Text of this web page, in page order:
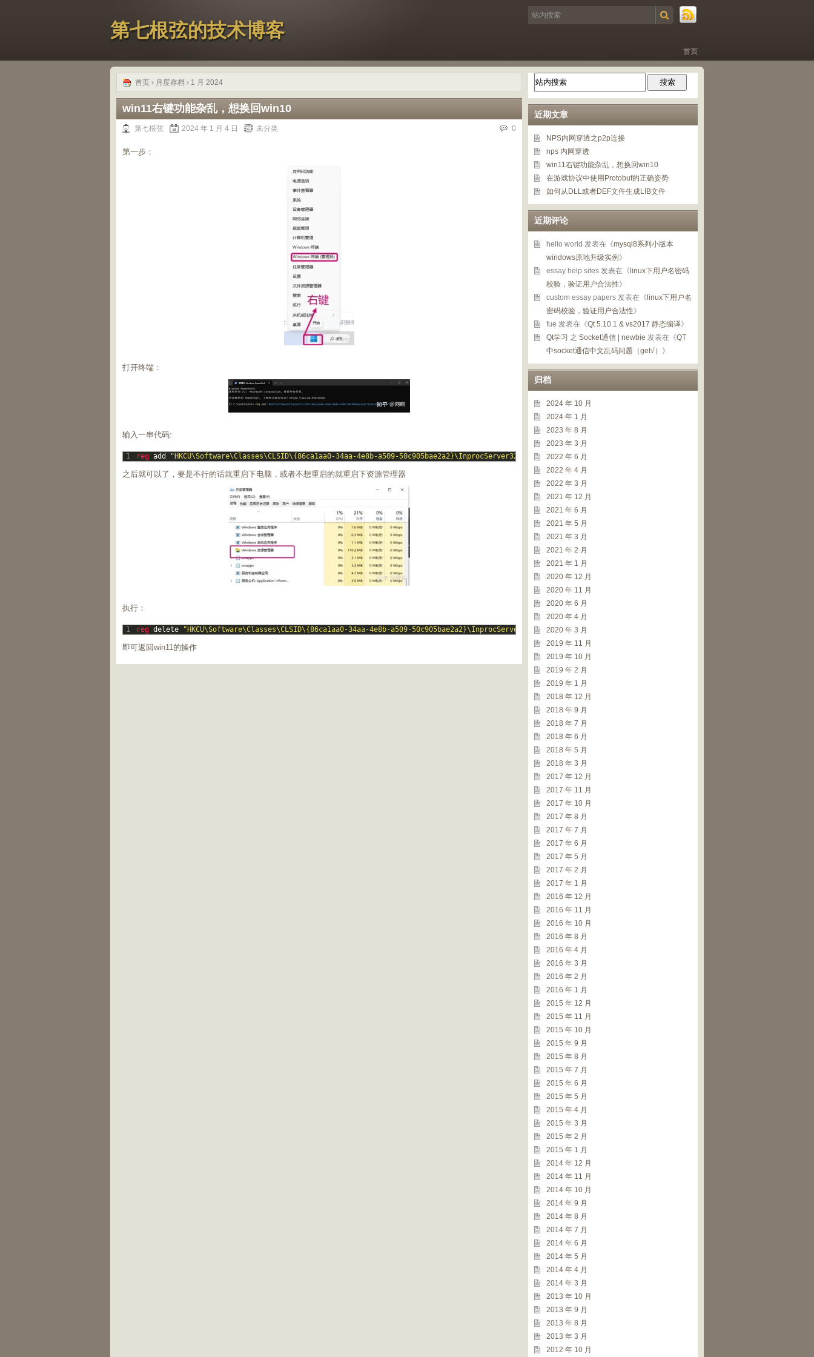
第七根弦的技术博客
首页
首页 › 月度存档 › 1 月 2024
win11右键功能杂乱，想换回win10
第七根弦 2024 年 1 月 4 日 未分类 0
第一步：
打开终端：
输入一串代码:
1 reg add "HKCU\Software\Classes\CLSID\{86ca1aa0-34aa-4e8b-a509-50c905bae2a2}\InprocServer32" / ve
之后就可以了，要是不行的话就重启下电脑，或者不想重启的就重启下资源管理器
执行：
1 reg delete "HKCU\Software\Classes\CLSID\{86ca1aa0-34aa-4e8b-a509-50c905bae2a2}\InprocServer32" / va /f
即可返回win11的操作
近期文章
NPS内网穿透之p2p连接
nps 内网穿透
win11右键功能杂乱，想换回win10
在游戏协议中使用Protobuf的正确姿势
如何从DLL或者DEF文件生成LIB文件
近期评论
hello world 发表在《mysql8系列小版本
windows原地升级实例 》
essay help sites 发表在《 linux下用户名密码
校验，验证用户合法性》
custom essay papers 发表在《 linux下用户名
密码校验，验证用户合法性》
fue 发表在《Qt 5.10.1 & vs2017 静态编译》
Qt学习 之 Socket通信 | newbie 发表在《QT
中socket通信中文乱码问题（get√） 》
归档
2024 年 10 月
2024 年 1 月
2023 年 8 月
2023 年 3 月
2022 年 6 月
2022 年 4 月
2022 年 3 月
2021 年 12 月
2021 年 6 月
2021 年 5 月
2021 年 3 月
2021 年 2 月
2021 年 1 月
2020 年 12 月
2020 年 11 月
2020 年 6 月
2020 年 4 月
2020 年 3 月
2019 年 11 月
2019 年 10 月
2019 年 2 月
2019 年 1 月
2018 年 12 月
2018 年 9 月
2018 年 7 月
2018 年 6 月
2018 年 5 月
2018 年 3 月
2017 年 12 月
2017 年 11 月
2017 年 10 月
2017 年 8 月
2017 年 7 月
2017 年 6 月
2017 年 5 月
2017 年 2 月
2017 年 1 月
2016 年 12 月
2016 年 11 月
2016 年 10 月
2016 年 8 月
2016 年 4 月
2016 年 3 月
2016 年 2 月
2016 年 1 月
2015 年 12 月
2015 年 11 月
2015 年 10 月
2015 年 9 月
2015 年 8 月
2015 年 7 月
2015 年 6 月
2015 年 5 月
2015 年 4 月
2015 年 3 月
2015 年 2 月
2015 年 1 月
2014 年 12 月
2014 年 11 月
2014 年 10 月
2014 年 9 月
2014 年 8 月
2014 年 7 月
2014 年 6 月
2014 年 5 月
2014 年 4 月
2014 年 3 月
2013 年 10 月
2013 年 9 月
2013 年 8 月
2013 年 3 月
2012 年 10 月